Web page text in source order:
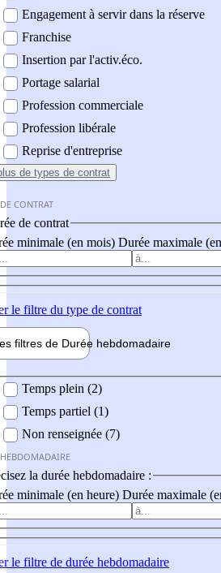
Engagement à servir dans la réserve
Franchise
Insertion par l'activ.éco.
Portage salarial
Profession commerciale
Profession libérale
Reprise d'entreprise
de types de contrat
CONTRAT
de contrat
minimale (en mois) Durée maximale
le filtre du type de contrat
filtres de Durée hebdomadaire
Temps plein (2)
Temps partiel (1)
Non renseignée (7)
la durée hebdomadaire :
minimale (en heure) Durée maximale
le filtre de durée hebdomadaire